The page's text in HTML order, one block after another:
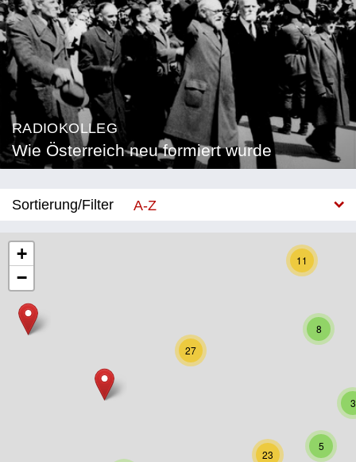
RADIOKOLLEG
Wie Österreich neu formiert wurde
Sortierung/Filter
A-Z
Kärnten
8
23
27
3
11
5
+
−